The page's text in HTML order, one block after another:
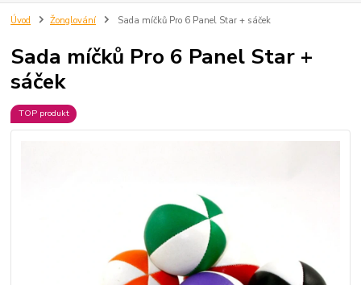
Úvod Žonglování Sada míčků Pro 6 Panel Star + sáček
Sada míčků Pro 6 Panel Star +
sáček
TOP produkt